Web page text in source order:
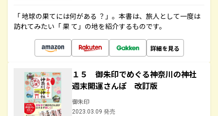
「 地球の果てには何がある ？」。本書は、旅人として一度は
訪れてみたい「 果 て」の地を紹介するものです。
詳細を見る
１５ 御朱印でめぐる神奈川の神社
週末開運さんぽ 改訂版
御朱印
2023.03.09 発売